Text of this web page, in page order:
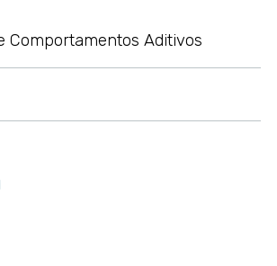
Comportamentos Aditivos